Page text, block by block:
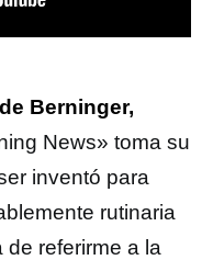
Berninger,
News» toma su
inventó para
rutinaria
de referirme a la